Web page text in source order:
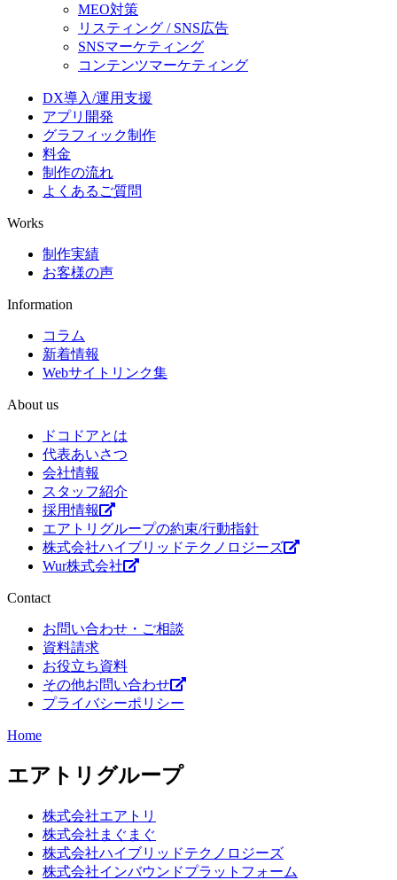
MEO対策
リスティング / SNS広告
SNSマーケティング
コンテンツマーケティング
DX導入/運用支援
アプリ開発
グラフィック制作
料金
制作の流れ
よくあるご質問
Works
制作実績
お客様の声
Information
コラム
新着情報
Webサイトリンク集
About us
ドコドアとは
代表あいさつ
会社情報
スタッフ紹介
採用情報
エアトリグループの約束/行動指針
株式会社ハイブリッドテクノロジーズ
Wur株式会社
Contact
お問い合わせ・ご相談
資料請求
お役立ち資料
その他お問い合わせ
プライバシーポリシー
Home
エアトリグループ
株式会社エアトリ
株式会社まぐまぐ
株式会社ハイブリッドテクノロジーズ
株式会社インバウンドプラットフォーム